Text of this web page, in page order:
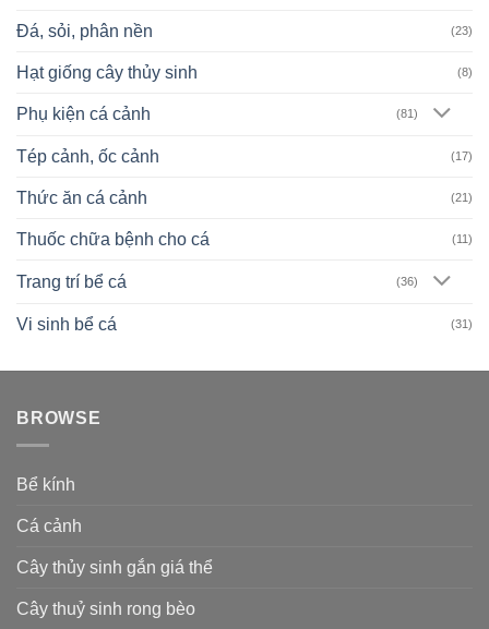
Đá, sỏi, phân nền (23)
Hạt giống cây thủy sinh (8)
Phụ kiện cá cảnh (81)
Tép cảnh, ốc cảnh (17)
Thức ăn cá cảnh (21)
Thuốc chữa bệnh cho cá (11)
Trang trí bể cá (36)
Vi sinh bể cá (31)
BROWSE
Bể kính
Cá cảnh
Cây thủy sinh gắn giá thể
Cây thuỷ sinh rong bèo